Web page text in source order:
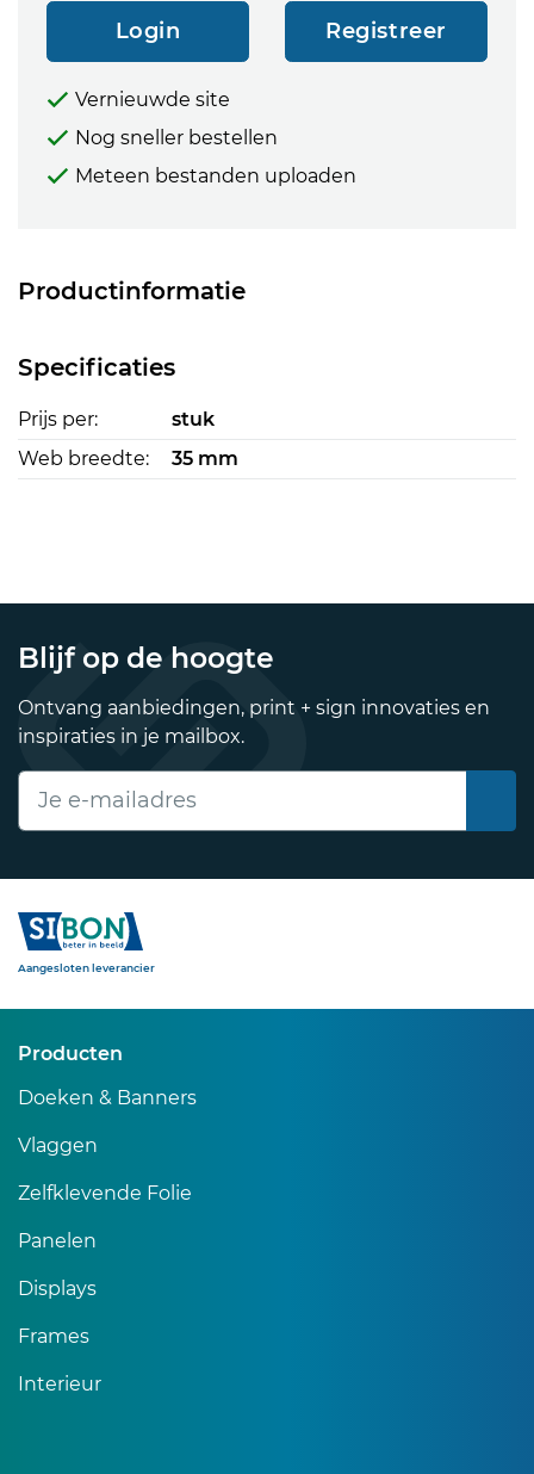
Productinformatie
Specificaties
Prijs per:
stuk
Web breedte:
35 mm
Login Registreer
Vernieuwde site
Nog sneller bestellen
Meteen bestanden uploaden
Blijf op de hoogte
Ontvang aanbiedingen, print + sign innovaties en
inspiraties in je mailbox.
E-mailadres
Sibon
Aangesloten leverancier
Producten
Doeken & Banners
Vlaggen
Zelfklevende Folie
Panelen
Displays
Frames
Interieur